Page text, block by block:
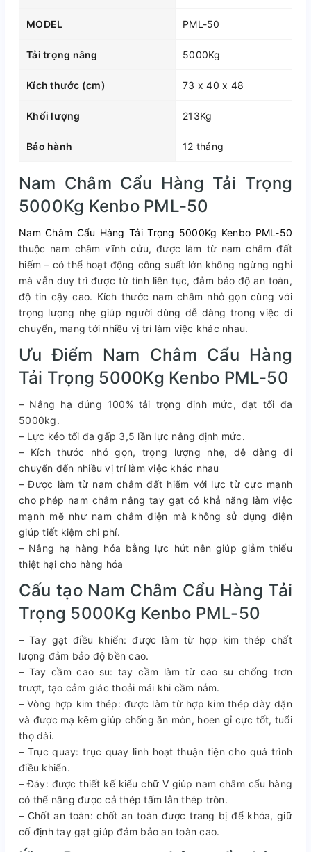
MODEL PML-50
Tải trọng nâng 5000Kg
Kích thước (cm) 73 x 40 x 48
Khối lượng 213Kg
Bảo hành 12 tháng
Nam Châm Cẩu Hàng Tải Trọng
5000Kg Kenbo PML-50
Nam Châm Cẩu Hàng Tải Trọng 5000Kg Kenbo PML-50
thuộc nam châm vĩnh cửu, được làm từ nam châm đất
hiếm – có thể hoạt động công suất lớn không ngừng nghỉ
mà vẫn duy trì được từ tính liên tục, đảm bảo độ an toàn,
độ tin cậy cao. Kích thước nam châm nhỏ gọn cùng với
trọng lượng nhẹ giúp người dùng dễ dàng trong việc di
chuyển, mang tới nhiều vị trí làm việc khác nhau.
Ưu Điểm Nam Châm Cẩu Hàng
Tải Trọng 5000Kg Kenbo PML-50
– Nâng hạ đúng 100% tải trọng định mức, đạt tối đa
5000kg.
– Lực kéo tối đa gấp 3,5 lần lực nâng định mức.
– Kích thước nhỏ gọn, trọng lượng nhẹ, dễ dàng di
chuyển đến nhiều vị trí làm việc khác nhau
– Được làm từ nam châm đất hiếm với lực từ cực mạnh
cho phép nam châm nâng tay gạt có khả năng làm việc
mạnh mẽ như nam châm điện mà không sử dụng điện
giúp tiết kiệm chi phí.
– Nâng hạ hàng hóa bằng lực hút nên giúp giảm thiểu
thiệt hại cho hàng hóa
Cấu tạo Nam Châm Cẩu Hàng Tải
Trọng 5000Kg Kenbo PML-50
– Tay gạt điều khiển: được làm từ hợp kim thép chất
lượng đảm bảo độ bền cao.
– Tay cầm cao su: tay cầm làm từ cao su chống trơn
trượt, tạo cảm giác thoải mái khi cầm nắm.
– Vòng hợp kim thép: được làm từ hợp kim thép dày dặn
và được mạ kẽm giúp chống ăn mòn, hoen gỉ cực tốt, tuổi
thọ dài.
– Trục quay: trục quay linh hoạt thuận tiện cho quá trình
điều khiển.
– Đáy: được thiết kế kiểu chữ V giúp nam châm cẩu hàng
có thể nâng được cả thép tấm lẫn thép tròn.
– Chốt an toàn: chốt an toàn được trang bị để khóa, giữ
cố định tay gạt giúp đảm bảo an toàn cao.